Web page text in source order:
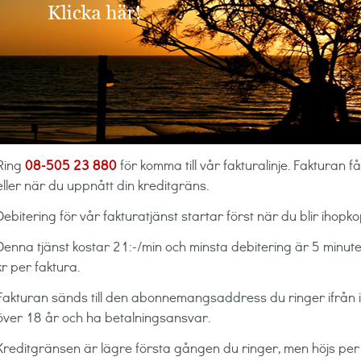
08-505 23 880för komma till vår fakturalinje. Fakturan
när du uppnått din kreditgräns.
för vår fakturatjänst startar först när du blir
tjänst kostar 21:-/min och minsta debitering är 5
per faktura.
sänds till den abonnemangsaddress du ringer ifrån
18 år och ha betalningsansvar.
är lägre första gången du ringer, men höjs